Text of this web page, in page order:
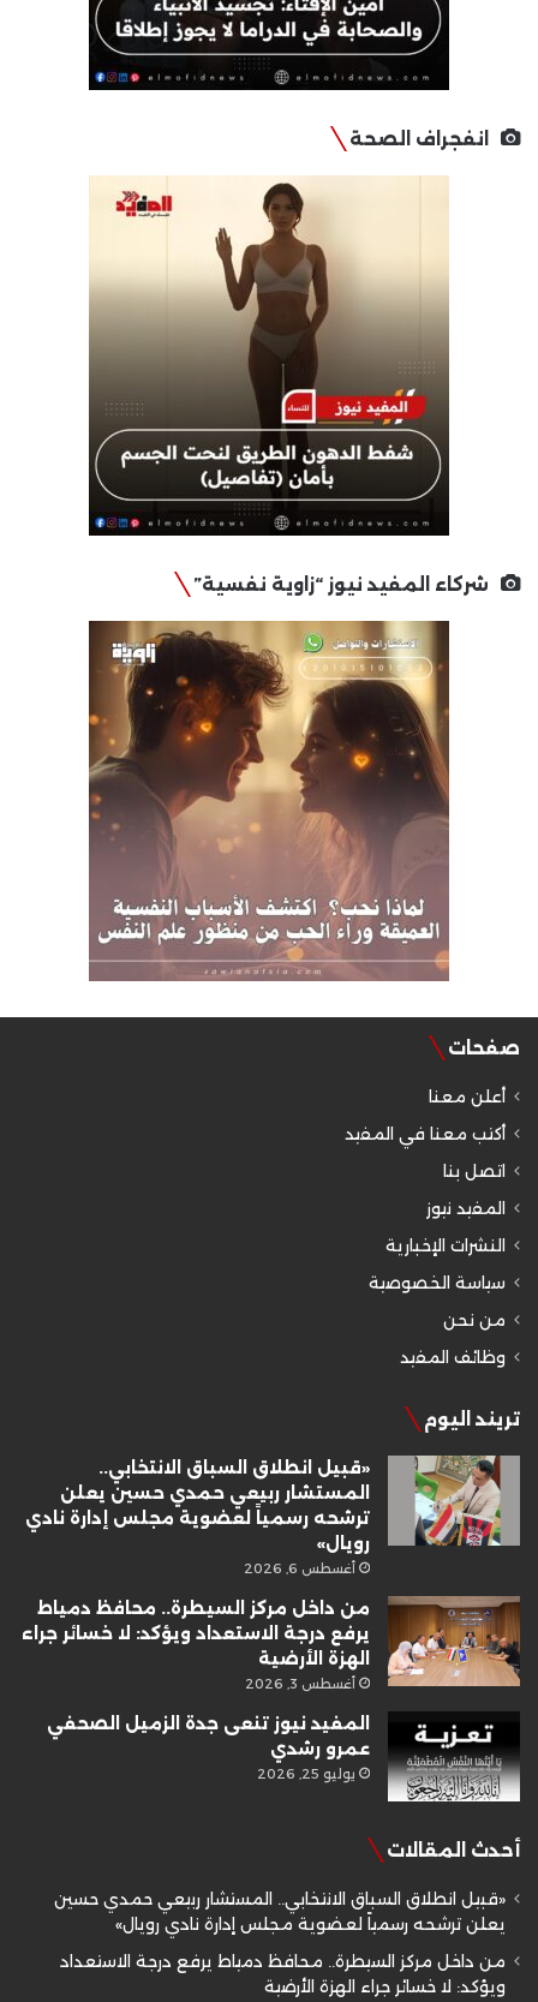
انفجراف الصحة
شركاء المفيد نيوز “زاوية نفسية”
صفحات
أعلن معنا
أكتب معنا في المفيد
اتصل بنا
المفيد نيوز
النشرات الإخبارية
سياسة الخصوصية
من نحن
وظائف المفيد
تريند اليوم
«قبيل انطلاق السباق الانتخابي..
المستشار ربيعي حمدي حسين يعلن
ترشحه رسمياً لعضوية مجلس إدارة نادي
رويال»
أغسطس 6, 2026
من داخل مركز السيطرة.. محافظ دمياط
يرفع درجة الاستعداد ويؤكد: لا خسائر جراء
الهزة الأرضية
أغسطس 3, 2026
المفيد نيوز تنعى جدة الزميل الصحفي
عمرو رشدي
يوليو 25, 2026
أحدث المقالات
«قبيل انطلاق السباق الانتخابي.. المستشار ربيعي حمدي حسين
يعلن ترشحه رسمياً لعضوية مجلس إدارة نادي رويال»
من داخل مركز السيطرة.. محافظ دمياط يرفع درجة الاستعداد
ويؤكد: لا خسائر جراء الهزة الأرضية